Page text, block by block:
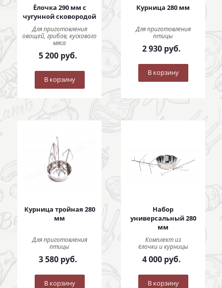
Ёлочка 290 мм с
чугунной сковородой
Для приготовления
овощей, грибов, кускового
мяса
5 200руб.
В корзину
Курница 280 мм
Для приготовления
птицы
2 930руб.
В корзину
Курница тройная 280
мм
Для приготовления
птицы
3 580руб.
В корзину
Набор
универсальный 280
мм
Комплект из
ёлочки и курницы
4 000руб.
В корзину